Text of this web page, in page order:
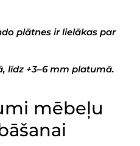
plātnes ir lielākas par
līdz +3–6 mm platumā.
mēbeļu